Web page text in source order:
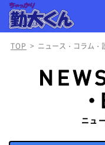
TOP > ニュース・コラム・
ニュ